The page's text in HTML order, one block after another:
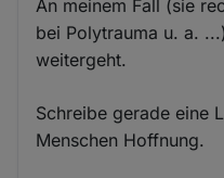
An meinem Fall (sie
bei Polytrauma u. a.
weitergeht.
Schreibe gerade eine
Menschen Hoffnung.